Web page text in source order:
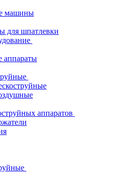
машины
для шпатлевки
аппараты
аппаратов